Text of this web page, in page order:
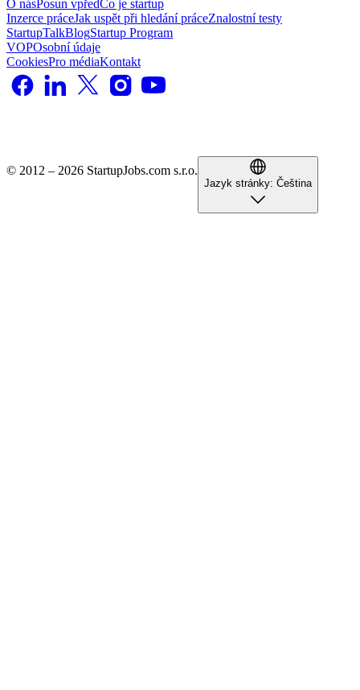
O násPosun vpředCo je startup
Inzerce práceJak uspět při hledání práceZnalostní testy
StartupTalkBlogStartup Program
VOPOsobní údaje
CookiesPro médiaKontakt
© 2012 – 2026 StartupJobs.com s.r.o.
Jazyk stránky: Čeština